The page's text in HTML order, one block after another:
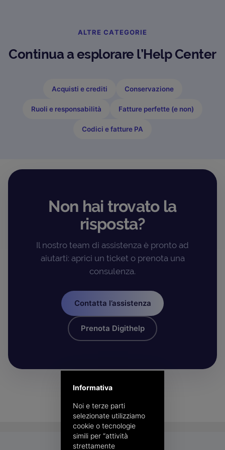
ALTRE CATEGORIE
Continua a esplorare l’Help Center
Acquisti e crediti Conservazione
Ruoli e responsabilità Fatture perfette (e non)
Codici e fatture PA
Non hai trovato la
risposta?
Il nostro team di assistenza è pronto ad
aiutarti: aprici un ticket o prenota una
consulenza.
Contatta l’assistenza
Prenota Digithelp
Informativa
Noi e terze parti
selezionate utilizziamo
cookie o tecnologie
simili per “attività
strettamente